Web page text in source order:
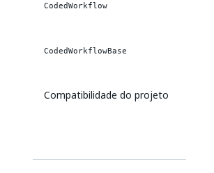
CodedWorkflow
CodedWorkflowBase
Compatibilidade do projeto